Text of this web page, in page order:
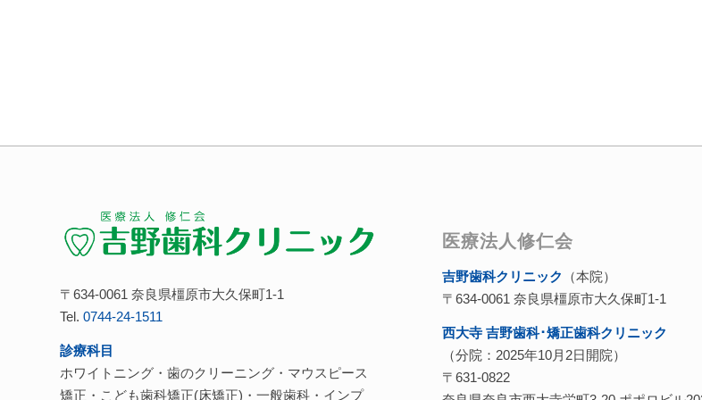
〒634-0061 奈良県橿原市大久保町1-1
Tel. 0744-24-1511
診療科目
ホワイトニング・歯のクリーニング・マウスピース
矯正・こども歯科矯正(床矯正)・一般歯科・インプ
医療法人修仁会
吉野歯科クリニック （本院）
〒634-0061 奈良県橿原市大久保町1-1
西大寺 吉野歯科･矯正歯科クリニック
（分院：2025年10月2日開院）
〒631-0822